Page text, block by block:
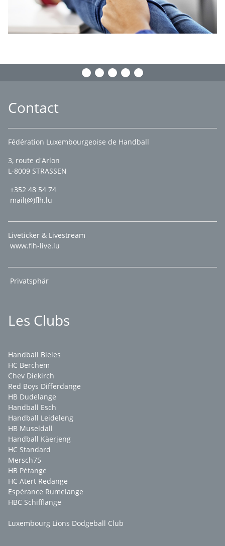
Contact
Fédération Luxembourgeoise de Handball
3, route d'Arlon
L-8009 STRASSEN
+352 48 54 74
mail(@)flh.lu
Liveticker & Livestream
www.flh-live.lu
Privatsphär
Les Clubs
Handball Bieles
HC Berchem
Chev Diekirch
Red Boys Differdange
HB Dudelange
Handball Esch
Handball Leideleng
HB Museldall
Handball Käerjeng
HC Standard
Mersch75
HB Pétange
HC Atert Redange
Espérance Rumelange
HBC Schifflange
Luxembourg Lions Dodgeball Club